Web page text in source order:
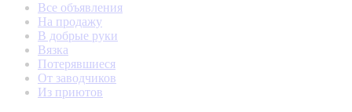
Все объявления
На продажу
В добрые руки
Вязка
Потерявшиеся
От заводчиков
Из приютов